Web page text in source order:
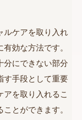
ルケアを取り入れ
効な方法です。
分にできない部分
す手段として重要
アを取り入れるこ
とができます。